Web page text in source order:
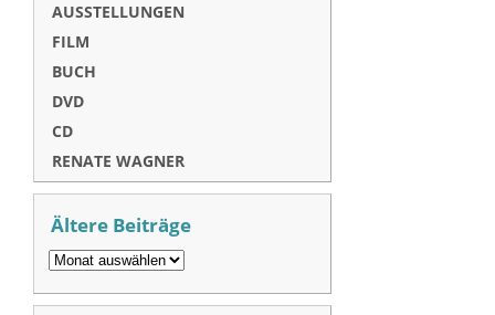
AUSSTELLUNGEN
FILM
BUCH
DVD
CD
RENATE WAGNER
Ältere Beiträge